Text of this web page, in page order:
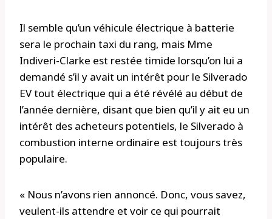
Il semble qu’un véhicule électrique à batterie
sera le prochain taxi du rang, mais Mme
Indiveri-Clarke est restée timide lorsqu’on lui a
demandé s’il y avait un intérêt pour le Silverado
EV tout électrique qui a été révélé au début de
l’année dernière, disant que bien qu’il y ait eu un
intérêt des acheteurs potentiels, le Silverado à
combustion interne ordinaire est toujours très
populaire.
« Nous n’avons rien annoncé. Donc, vous savez,
veulent-ils attendre et voir ce qui pourrait